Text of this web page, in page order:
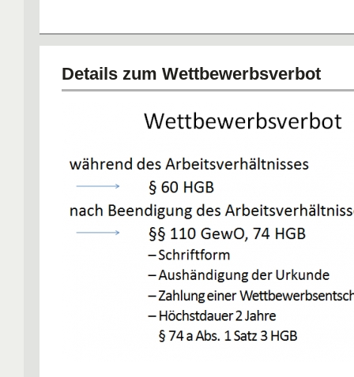
Details zum Wettbewerbsverbot